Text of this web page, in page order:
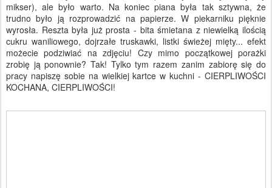
mikser), ale było warto. Na koniec piana była tak sztywna, że
trudno było ją rozprowadzić na papierze. W piekarniku pięknie
wyrosła. Reszta była już prosta - bita śmietana z niewielką ilością
cukru waniliowego, dojrzałe truskawki, listki świeżej mięty... efekt
możecie podziwiać na zdjęciu! Czy mimo początkowej porażki
zrobię ją ponownie? Tak! Tylko tym razem zanim zabiorę się do
pracy napiszę sobie na wielkiej kartce w kuchni - CIERPLIWOŚCI
KOCHANA, CIERPLIWOŚCI!